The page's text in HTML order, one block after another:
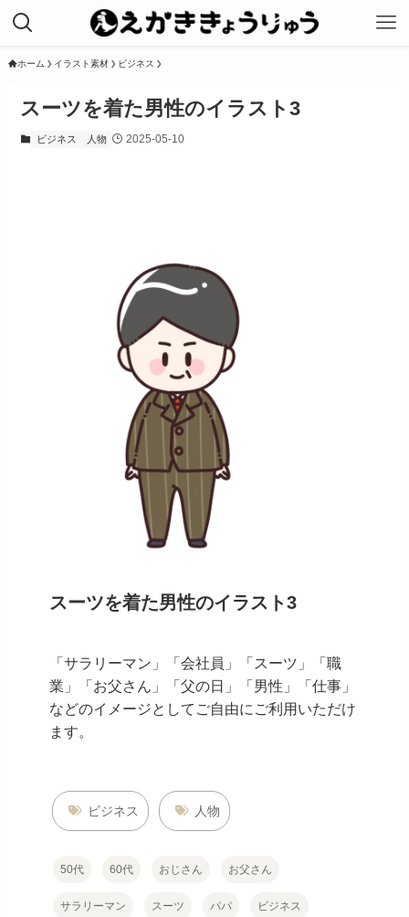
ホーム イラスト素材 ビジネス
スーツを着た男性のイラスト3
ビジネス 人物 2025-05-10
スーツを着た男性のイラスト3
「サラリーマン」「会社員」「スーツ」「職
業」「お父さん」「父の日」「男性」「仕事」
などのイメージとしてご自由にご利用いただけ
ます。
ビジネス 人物
50代 60代 おじさん お父さん
サラリーマン スーツ パパ ビジネス